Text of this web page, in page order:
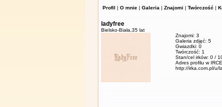
Profil | O mnie | Galeria | Znajomi | Twórczość |
ladyfree
Bielsko-Biała, 35 lat
Znajomi: 3
Galeria zdjęć: 5
Gwiazdki: 0
Twórczość: 1
Stan/cel irków: 0 /
Adres profilu w
http://irka.com.pl/u/